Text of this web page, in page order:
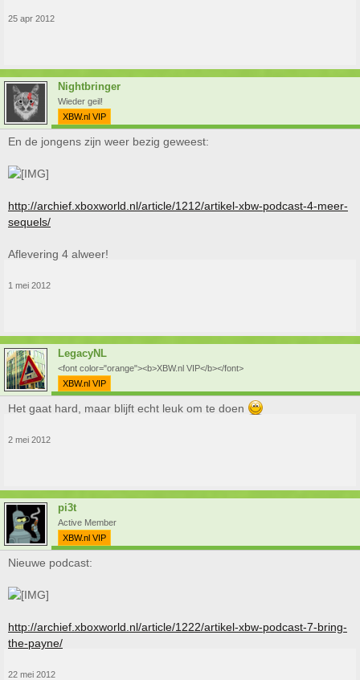
25 apr 2012
Nightbringer
Wieder geil!
XBW.nl VIP
En de jongens zijn weer bezig geweest:
http://archief.xboxworld.nl/article/1212/artikel-xbw-podcast-4-meer-
sequels/
Aflevering 4 alweer!
1 mei 2012
LegacyNL
<font color="orange"><b>XBW.nl VIP</b></font>
XBW.nl VIP
Het gaat hard, maar blijft echt leuk om te doen
2 mei 2012
pi3t
Active Member
XBW.nl VIP
Nieuwe podcast:
http://archief.xboxworld.nl/article/1222/artikel-xbw-podcast-7-bring-
the-payne/
22 mei 2012